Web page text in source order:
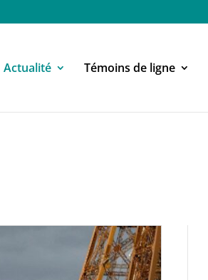
Actualité Témoins de ligne